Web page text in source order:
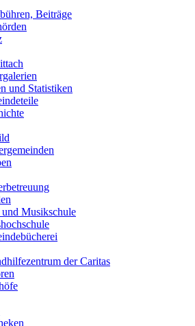
Beiträge
und Statistiken
und Musikschule
der Caritas